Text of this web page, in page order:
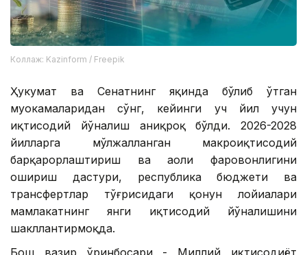
Коллаж: Kazinform / Freepik
Ҳукумат ва Сенатнинг яқинда бўлиб ўтган
муҳокамаларидан сўнг, кейинги уч йил учун
иқтисодий йўналиш аниқроқ бўлди. 2026-2028
йилларга мўлжалланган макроиқтисодий
барқарорлаштириш ва аҳоли фаровонлигини
ошириш дастури, республика бюджети ва
трансфертлар тўғрисидаги қонун лойиҳалари
мамлакатнинг янги иқтисодий йўналишини
шакллантирмоқда.
Бош вазир ўринбосари - Миллий иқтисодиёт